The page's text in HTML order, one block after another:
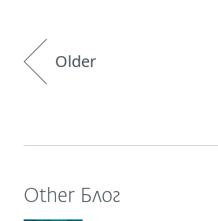
Older
Other Блог